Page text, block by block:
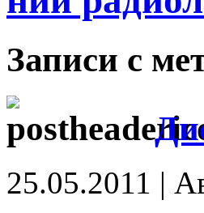
Записи с
25.05.2011 |